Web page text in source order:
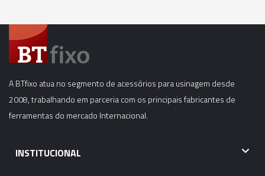
A BTfixo atua no segmento de acessórios para usinagem desde
2008, trabalhando em parceria com os principais fabricantes de
ferramentas do mercado Internacional.
INSTITUCIONAL